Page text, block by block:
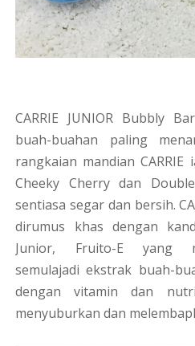
CARRIE JUNIOR Bubbly
buah-buahan paling
rangkaian mandian
Cheeky Cherry dan
sentiasa segar dan bersih.
dirumus khas dengan
Junior, Fruito-E yang
semulajadi ekstrak buah-
dengan vitamin dan
menyuburkan dan